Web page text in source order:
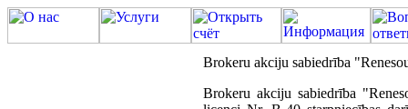
Brokeru akciju sabiedrība
Brokeru akciju sabiedrība